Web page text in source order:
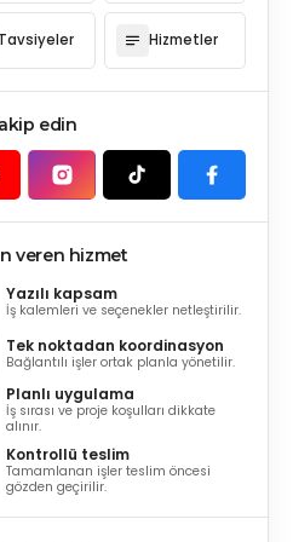
Tavsiyeler Hizmetler
edin
veren hizmet
Yazılı kapsam
İş kalemleri ve seçenekler netleştirilir.
Tek noktadan koordinasyon
Bağlantılı işler ortak planla yönetilir.
Planlı uygulama
İş sırası ve proje koşulları dikkate
alınır.
Kontrollü teslim
Tamamlanan işler teslim öncesi
gözden geçirilir.